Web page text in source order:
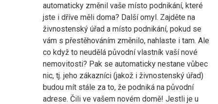
automaticky změnil vaše místo podnikání, které
jste i dříve měli doma? Další omyl. Zajděte na
živnostenský úřad a místo podnikání, pokud se
vám s přestěhováním změnilo, nahlaste i tam. Ale
co když to neudělá původní vlastník vaší nové
nemovitosti? Pak se automaticky nestane vůbec
nic, tj. jeho zákazníci (jakož i živnostenský úřad)
budou mít stále za to, že podniká na původní
adrese. Čili ve vašem novém domě! Jestli je u